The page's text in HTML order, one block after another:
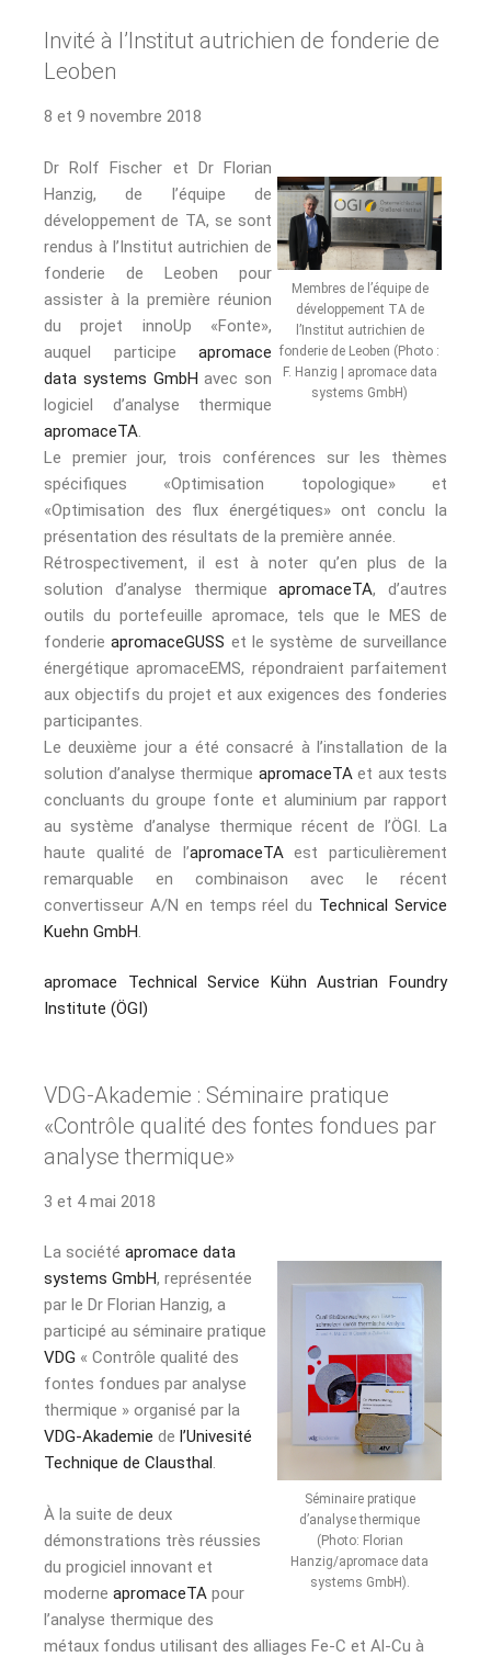
Invité à l’Institut autrichien de fonderie de
Leoben
8 et 9 novembre 2018
Membres de l’équipe de
développement TA de
l’Institut autrichien de
fonderie de Leoben (Photo :
F. Hanzig | apromace data
systems GmbH)
Dr Rolf Fischer et Dr Florian
Hanzig, de l’équipe de
développement de TA, se sont
rendus à l’Institut autrichien de
fonderie de Leoben pour
assister à la première réunion
du projet innoUp «Fonte»,
auquel participe apromace
data systems GmbH avec son
logiciel d’analyse thermique
apromaceTA.
Le premier jour, trois conférences sur les thèmes
spécifiques «Optimisation topologique» et
«Optimisation des flux énergétiques» ont conclu la
présentation des résultats de la première année.
Rétrospectivement, il est à noter qu’en plus de la
solution d’analyse thermiqueapromaceTA, d’autres
outils du portefeuille apromace, tels que le MES de
fonderieapromaceGUSS et le système de surveillance
énergétique apromaceEMS, répondraient parfaitement
aux objectifs du projet et aux exigences des fonderies
participantes.
Le deuxième jour a été consacré à l’installation de la
solution d’analyse thermique apromaceTAet aux tests
concluants du groupe fonte et aluminium par rapport
au système d’analyse thermique récent de l’ÖGI. La
haute qualité de l’apromaceTAest particulièrement
remarquable en combinaison avec le récent
convertisseur A/N en temps réel du Technical Service
Kuehn GmbH.
apromace Technical Service Kühn Austrian Foundry
Institute (ÖGI)
VDG-Akademie : Séminaire pratique
«Contrôle qualité des fontes fondues par
analyse thermique»
3 et 4 mai 2018
Séminaire pratique
d’analyse thermique
(Photo: Florian
Hanzig/apromace data
systems GmbH).
La société apromace data
systems GmbH, représentée
par le Dr Florian Hanzig, a
participé au séminaire pratique
VDG « Contrôle qualité des
fontes fondues par analyse
thermique » organisé par la
VDG-Akademie de l’Univesité
Technique de Clausthal .
À la suite de deux
démonstrations très réussies
du progiciel innovant et
moderne apromaceTA pour
l’analyse thermique des
métaux fondus utilisant des alliages Fe-C et Al-Cu à